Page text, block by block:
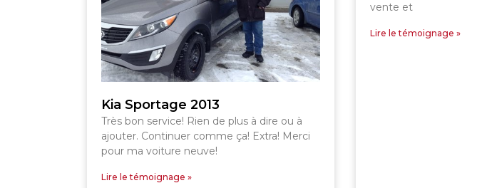
Kia Sportage 2013
Très bon service! Rien de plus à dire ou à
ajouter. Continuer comme ça! Extra! Merci
pour ma voiture neuve!
Lire le témoignage »
vente et
Lire le témoignage »